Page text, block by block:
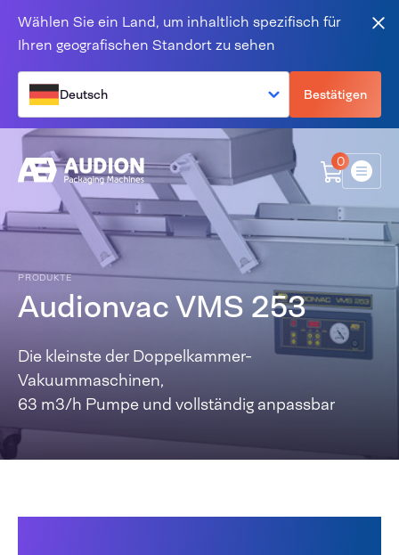
Wählen Sie ein Land, um inhaltlich spezifisch für
Ihren geografischen Standort zu sehen
Deutsch Bestätigen
0
Menü
PRODUKTE
Audionvac VMS 253
Die kleinste der Doppelkammer-
Vakuummaschinen,
63 m3/h Pumpe und vollständig anpassbar